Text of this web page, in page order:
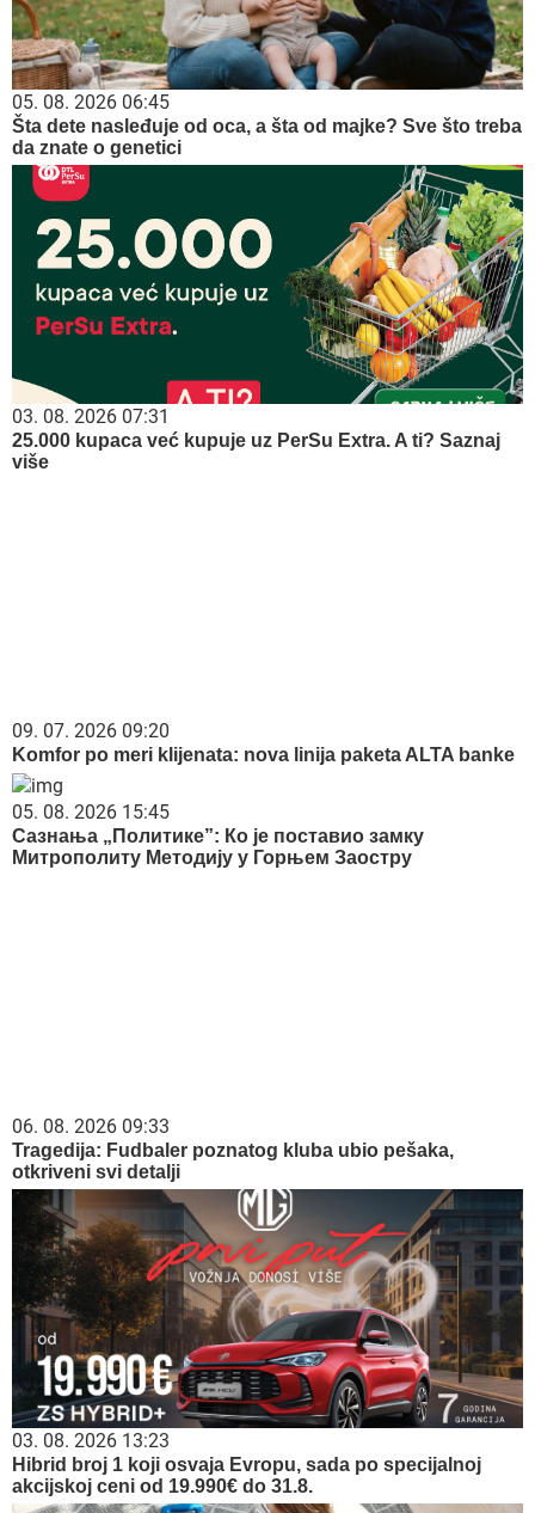
05. 08. 2026 06:45
Šta dete nasleđuje od oca, a šta od majke? Sve što treba
da znate o genetici
03. 08. 2026 07:31
25.000 kupaca već kupuje uz PerSu Extra. A ti? Saznaj
više
09. 07. 2026 09:20
Komfor po meri klijenata: nova linija paketa ALTA banke
05. 08. 2026 15:45
Сазнања „Политике”: Ко је поставио замку
Митрополиту Методију у Горњем Заостру
06. 08. 2026 09:33
Tragedija: Fudbaler poznatog kluba ubio pešaka,
otkriveni svi detalji
03. 08. 2026 13:23
Hibrid broj 1 koji osvaja Evropu, sada po specijalnoj
akcijskoj ceni od 19.990€ do 31.8.